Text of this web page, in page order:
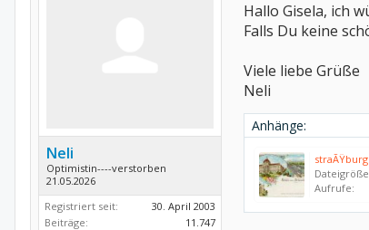
Neli
Optimistin----verstorben
21.05.2026
Registriert seit:
30. April 2003
Beiträge:
11.747
Hallo Gisela, ich
Falls Du keine
Viele liebe Grüße
Neli
Anhänge:
Aufrufe: